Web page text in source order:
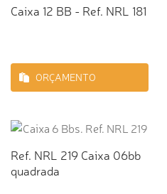
Caixa 12 BB - Ref. NRL 181
ORÇAMENTO
Ref. NRL 219 Caixa 06bb
quadrada